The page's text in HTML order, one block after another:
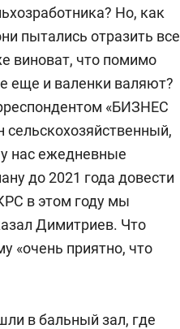
Но, как
пытались отразить все
виноват, что помимо
еще и валенки валяют?
«БИЗНЕС
сельскохозяйственный,
нас ежедневные
до 2021 года довести
в этом году мы
Димитриев. Что
«очень приятно, что
в бальный зал, где